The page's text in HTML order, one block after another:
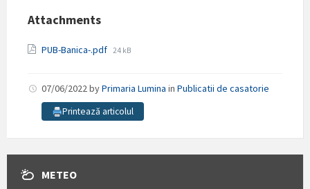
Attachments
PUB-Banica-.pdf File
24 kB
07/06/2022byPrimaria Lumina in Publicatii de casatorie
Printează articolul
METEO